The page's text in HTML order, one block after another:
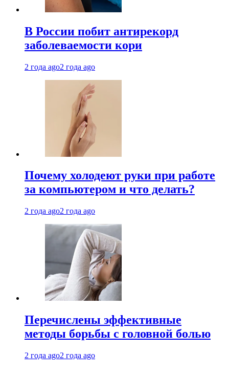
В России побит антирекорд
заболеваемости кори
2 года ago2 года ago
Почему холодеют руки при работе
за компьютером и что делать?
2 года ago2 года ago
Перечислены эффективные
методы борьбы с головной болью
2 года ago2 года ago